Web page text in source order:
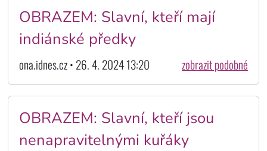
OBRAZEM: Slavní, kteří mají
indiánské předky
ona.idnes.cz • 26. 4. 2024 13:20 zobrazit podobné
OBRAZEM: Slavní, kteří jsou
nenapravitelnými kuřáky